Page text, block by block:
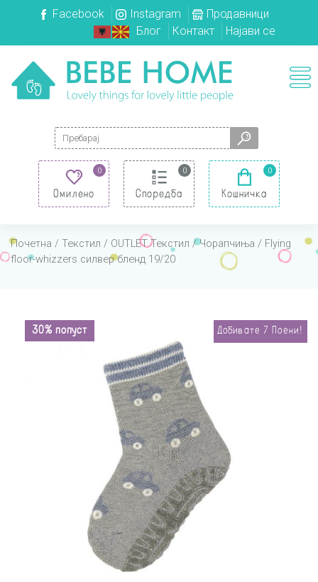
Facebook Instagram
Продавници
Блог
Контакт Најави се
Search for:
0
Омилено
0
Споредба
0
Кошничка
Почетна / Текстил / OUTLET Текстил /Чорапчиња / Flying
floor-whizzers силвер бленд 19/20
30% попуст Добивате 7 Поени!